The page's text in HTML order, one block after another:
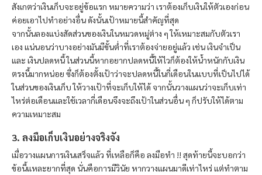
สังเกตว่าเงินเก็บจะอยู่ข้อแรก หมายความว่า เราต้องเก็บเงินให้ตัวเองก่อน
ค่อยเอาไปทำอย่างอื่น ดังนั้นเป้าหมายนี้สำคัญที่สุด
จากนั้นลองแบ่งสัดส่วนของเงินในหมวดหมู่ต่าง ๆ ให้เหมาะสมกับตัวเรา
เอง แน่นอนว่าบางอย่างมันมีขั้นต่ำที่เราต้องจ่ายอยู่แล้ว เช่น เงินจำเป็น
และ เงินปลดหนี้ ในส่วนนี้หากอยากปลดหนี้ให้ไวก็ต้องให้น้ำหนักกับเงิน
ตรงนี้มากหน่อย ซึ่งก็ต้องตั้งเป้าว่าจะปลดหนี้ในกี่เดือนในแบบที่เป็นไปได้
ในส่วนของเงินเก็บ ให้วางเป้าที่จะเก็บให้ได้ จากนั้นวางแผนว่าจะเก็บเท่า
ไหร่ต่อเดือนและใช้เวลากี่เดือนจึงจะถึงเป้าในส่วนอื่น ๆ ก็ปรับให้ได้ตาม
ความเหมาะสม
3. ลงมือเก็บเงินอย่างจริงจัง
เมื่อวางแผนการเงินเสร็จแล้ว ที่เหลือก็คือ ลงมือทำ !! สุดท้ายนี้จะบอกว่า
ข้อนี้แหละยากที่สุด นั่นคือการมีวินัย หากวางแผนมาดีเท่าไหร่ แต่ทำตาม